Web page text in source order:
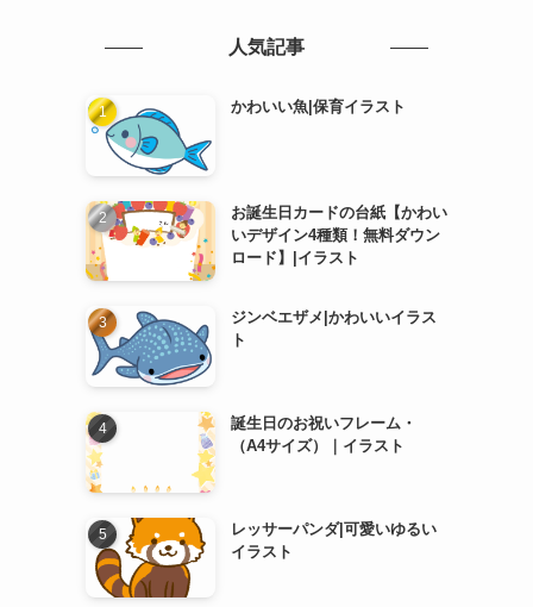
人気記事
かわいい魚|保育イラスト
お誕生日カードの台紙【かわい
いデザイン4種類！無料ダウン
ロード】|イラスト
ジンベエザメ|かわいいイラス
ト
誕生日のお祝いフレーム・
（A4サイズ）｜イラスト
レッサーパンダ|可愛いゆるい
イラスト